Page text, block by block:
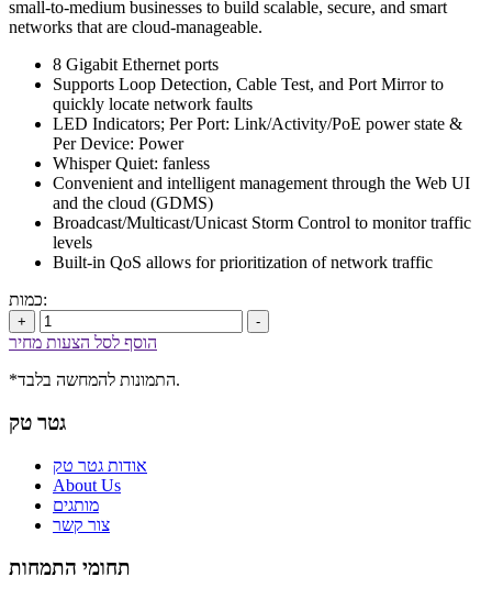
small-to-medium businesses to build scalable, secure, and smart
networks that are cloud-manageable.
8 Gigabit Ethernet ports
Supports Loop Detection, Cable Test, and Port Mirror to
quickly locate network faults
LED Indicators; Per Port: Link/Activity/PoE power state &
Per Device: Power
Whisper Quiet: fanless
Convenient and intelligent management through the Web UI
and the cloud (GDMS)
Broadcast/Multicast/Unicast Storm Control to monitor traffic
levels
Built-in QoS allows for prioritization of network traffic
כמות:
+ -
הוסף לסל הצעות מחיר
*התמונות להמחשה בלבד.
גטר טק
אודות גטר טק
About Us
מותגים
צור קשר
תחומי התמחות